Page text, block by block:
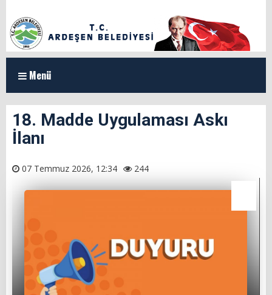
Menü
ANASAYFA
KURUMSAL
Organizasyon Şeması
Milletvekillerimiz
İl Genel Meclis Üyelerimiz
18. Madde Uygulaması Askı
İlanı
07 Temmuz 2026, 12:34 244